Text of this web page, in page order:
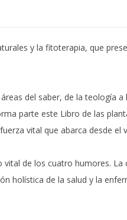
y la fitoterapia, que
del saber, de la teología a
parte este Libro de las
vital que abarca desde el
de los cuatro humores. La
holística de la salud y la